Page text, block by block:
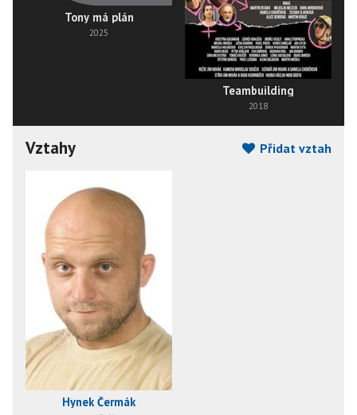
Tony má plán
2025
Teambuilding
2018
Vztahy Přidat vztah
Hynek Čermák